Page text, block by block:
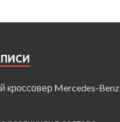
кроссовер Mercedes-Benz